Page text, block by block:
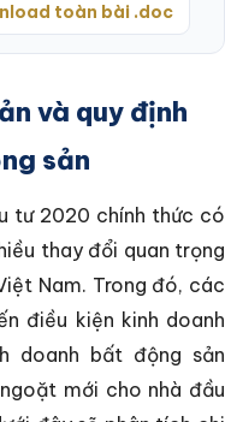
toàn bài .doc
và quy định
sản
tư 2020 chính thức có
thay đổi quan trọng
Nam. Trong đó, các
điều kiện kinh doanh
doanh bất động sản
mới cho nhà đầu